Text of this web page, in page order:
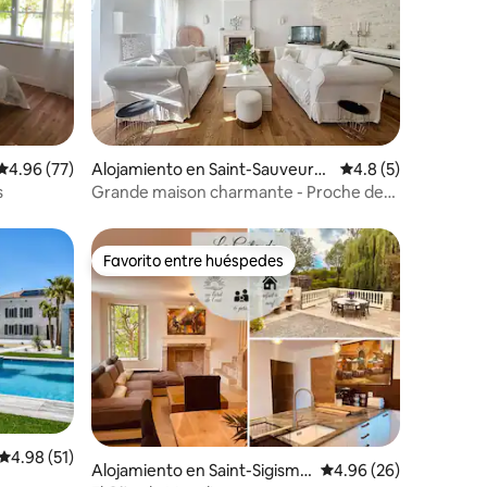
promedio: 4.96 de 5, 77 reseñas
4.96 (77)
Alojamiento en Saint-Sauveur-
d'Aunis
Calificación
4.8 (5)
Grande maison charmante - Proche de
promedio: 4.98 de 5, 51 reseñas
4.98 (51)
Favorito entre huéspedes
Favorito entre huéspedes
Alojamiento en Saint-Sigismo Calificación
4.96 (26)